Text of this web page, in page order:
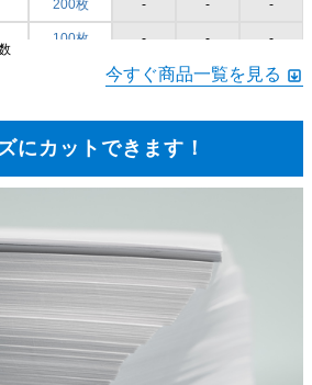
200枚 - - -
100枚 - - -
- - -
100枚
400枚 - - -
- 1本
-
- -
今すぐ商品一覧を見る
にカットできます！